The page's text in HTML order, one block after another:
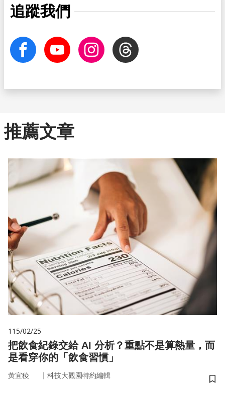
追蹤我們
facebook Youtube InstagramThreads
推薦文章
115/02/25
把飲食紀錄交給 AI 分析？重點不是算熱量，而
是看穿你的「飲食習慣」
黃宜稜 ｜ 科技大觀園特約編輯
儲